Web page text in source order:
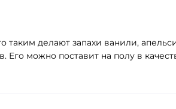
делают запахи ванили,
можно поставит на полу в